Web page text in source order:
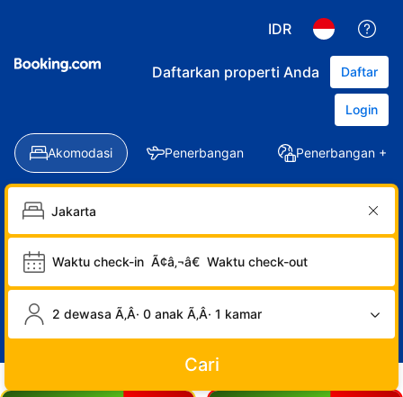
IDR
Daftarkan properti Anda Daftar
Login
Akomodasi Penerbangan Penerbangan +
Waktu check-in Ã¢â‚¬â€ Waktu check-out
2 dewasa Ã‚Â· 0 anak Ã‚Â· 1 kamar
Cari